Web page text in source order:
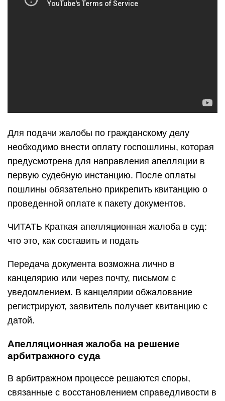
Для подачи жалобы по гражданскому делу
необходимо внести оплату госпошлины, которая
предусмотрена для направления апелляции в
первую судебную инстанцию. После оплаты
пошлины обязательно прикрепить квитанцию о
проведенной оплате к пакету документов.
ЧИТАТЬ Краткая апелляционная жалоба в суд:
что это, как составить и подать
Передача документа возможна лично в
канцелярию или через почту, письмом с
уведомлением. В канцелярии обжалование
регистрируют, заявитель получает квитанцию с
датой.
Апелляционная жалоба на решение
арбитражного суда
В арбитражном процессе решаются споры,
связанные с восстановлением справедливости в